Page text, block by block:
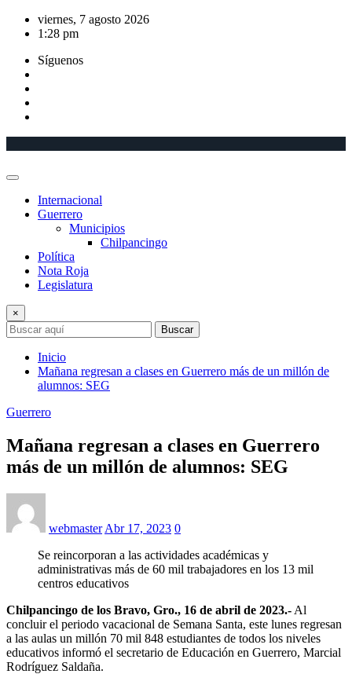
Saltar
viernes, 7 agosto 2026
1:28 pm
Síguenos
Internacional
Guerrero
Municipios
Chilpancingo
Política
Nota Roja
Legislatura
×
Buscar
Inicio
Mañana regresan a clases en Guerrero más de un millón de
alumnos: SEG
Guerrero
Mañana regresan a clases en Guerrero
más de un millón de alumnos: SEG
webmaster Abr 17, 2023 0
Se reincorporan a las actividades académicas y
administrativas más de 60 mil trabajadores en los 13 mil
centros educativos
Chilpancingo de los Bravo, Gro., 16 de abril de 2023.- Al
concluir el periodo vacacional de Semana Santa, este lunes regresan
a las aulas un millón 70 mil 848 estudiantes de todos los niveles
educativos informó el secretario de Educación en Guerrero, Marcial
Rodríguez Saldaña.